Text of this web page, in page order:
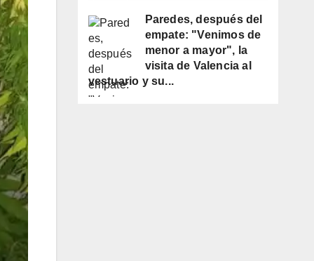
Paredes, después del
empate: "Venimos de
menor a mayor", la
visita de Valencia al
vestuario y su...